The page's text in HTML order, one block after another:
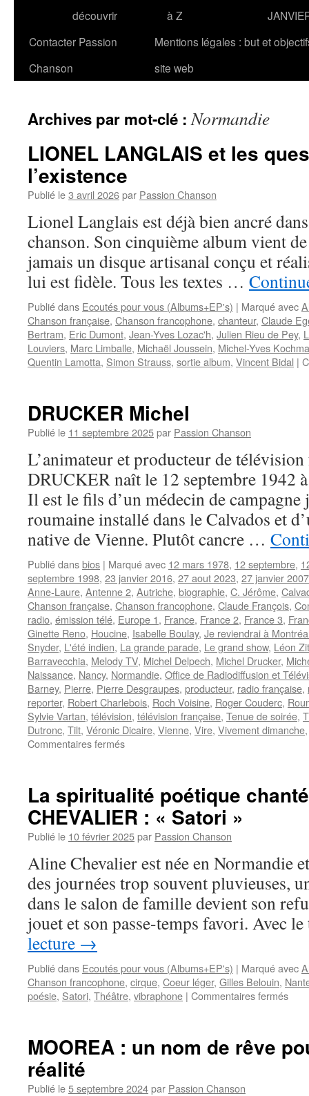
découvrir
à Z
Contacter Passion
Chanson
Mentions légales : but et
site web
Archives par mot-clé :Normandie
LIONEL LANGLAIS et les
l’existence
Publié le3 avril 2026par Passion Chanson
Lionel Langlais est déjà bien ancré
chanson. Son cinquième album vient
jamais un disque artisanal conçu et
lui est fidèle. Tous les textes …
Publié dans Ecoutés pour vous (Albums+EP's) | Marqué avec
Chanson française, Chanson francophone, chanteur, Claude
Bertram, Eric Dumont, Jean-Yves Lozac'h, Julien Rieu de Pey,
Louviers, Marc Limballe, Michaël Joussein, Michel-Yves
Quentin Lamotta, Simon Strauss, sortie album, Vincent Bidal |
DRUCKER Michel
Publié le 11 septembre 2025par Passion Chanson
L’animateur et producteur de
DRUCKER naît le 12 septembre 1942
Il est le fils d’un médecin de
roumaine installé dans le Calvados et
native de Vienne. Plutôt cancre …
Publié dansbios | Marqué avec 12 mars 1978, 12 septembre,
septembre 1998, 23 janvier 2016, 27 aout 2023, 27 janvier 2007
Anne-Laure, Antenne 2, Autriche, biographie, C. Jérôme,
Chanson française, Chanson francophone, Claude François,
radio, émission télé, Europe 1, France, France 2, France 3,
Ginette Reno, Houcine, Isabelle Boulay, Je reviendrai à
Snyder, L'été indien, La grande parade, Le grand show, Léon
Barravecchia, Melody TV, Michel Delpech, Michel Drucker,
Naissance, Nancy, Normandie, Office de Radiodiffusion et
Barney, Pierre, Pierre Desgraupes, producteur, radio française,
reporter, Robert Charlebois, Roch Voisine, Roger Couderc,
Sylvie Vartan, télévision, télévision française, Tenue de soirée,
Dutronc, Tilt, Véronic Dicaire, Vienne, Vire, Vivement dimanche
Commentaires ferméssur
La spiritualité poétique
CHEVALIER : « Satori »
Publié le 10 février 2025par Passion Chanson
Aline Chevalier est née en Normandie
des journées trop souvent pluvieuses,
dans le salon de famille devient son
jouet et son passe-temps favori. Avec
lecture →
Publié dans Ecoutés pour vous (Albums+EP's) | Marqué avec
Chanson francophone, cirque, Coeur léger, Gilles Belouin,
poésie, Satori, Théâtre, vibraphone | Commentaires ferméssur
MOOREA : un nom de rêve
réalité
Publié le5 septembre 2024par Passion Chanson